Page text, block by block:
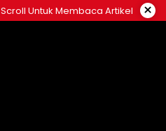
Scroll Untuk Membaca Artikel ×